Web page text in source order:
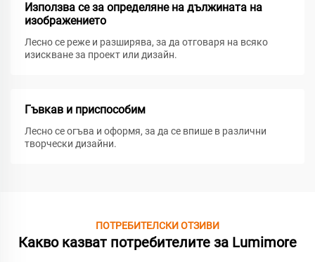
Използва се за определяне на дължината на
изображението
Лесно се реже и разширява, за да отговаря на всяко
изискване за проект или дизайн.
Гъвкав и приспособим
Лесно се огъва и оформя, за да се впише в различни
творчески дизайни.
ПОТРЕБИТЕЛСКИ ОТЗИВИ
Какво казват потребителите за Lumimore